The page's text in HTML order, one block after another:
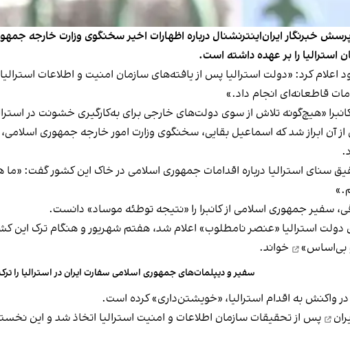
خبرنگار ایران‌اینترنشنال درباره اظهارات اخیر سخنگوی وزارت خارجه
استرالیا را بر عهده داشته است.
اعلام کرد: «دولت استرالیا پس از یافته‌های سازمان امنیت و اطلاعات
قاطعانه‌ای انجام داد.»
«هیچ‌گونه تلاش از سوی دولت‌های خارجی برای به‌کارگیری خشونت در
سنای استرالیا درباره اقدامات جمهوری اسلامی در خاک این کشور گفت: «ما
سفیر جمهوری اسلامی از کانبرا را «نتیجه توطئه موساد» دانست.
استرالیا «عنصر نامطلوب» اعلام شد، هفتم شهریور و هنگام ترک
بی‌اساس» خواند.
سفیر و دیپلمات‌های جمهوری اسلامی سفارت ایران در استرالیا را
واکنش به اقدام استرالیا، «خویشتن‌داری» کرده است.